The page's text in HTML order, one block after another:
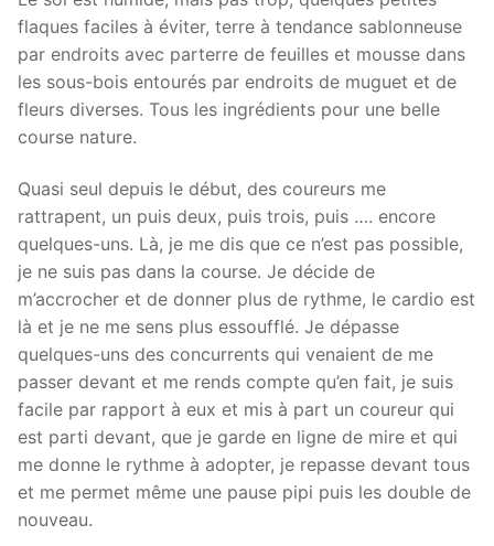
flaques faciles à éviter, terre à tendance sablonneuse
par endroits avec parterre de feuilles et mousse dans
les sous-bois entourés par endroits de muguet et de
fleurs diverses. Tous les ingrédients pour une belle
course nature.
Quasi seul depuis le début, des coureurs me
rattrapent, un puis deux, puis trois, puis …. encore
quelques-uns. Là, je me dis que ce n’est pas possible,
je ne suis pas dans la course. Je décide de
m’accrocher et de donner plus de rythme, le cardio est
là et je ne me sens plus essoufflé. Je dépasse
quelques-uns des concurrents qui venaient de me
passer devant et me rends compte qu’en fait, je suis
facile par rapport à eux et mis à part un coureur qui
est parti devant, que je garde en ligne de mire et qui
me donne le rythme à adopter, je repasse devant tous
et me permet même une pause pipi puis les double de
nouveau.